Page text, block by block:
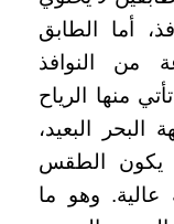
أما الطابق
من النوافذ
منها الرياح
البحر البعيد،
الطقس
وهو ما